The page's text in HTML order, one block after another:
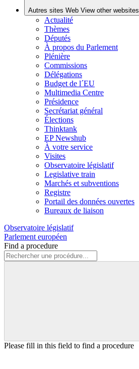
Autres sites Web View other websites
Actualité
Thèmes
Députés
À propos du Parlement
Plénière
Commissions
Délégations
Budget de l´EU
Multimedia Centre
Présidence
Secrétariat général
Élections
Thinktank
EP Newshub
À votre service
Visites
Observatoire législatif
Legislative train
Marchés et subventions
Registre
Portail des données ouvertes
Bureaux de liaison
Observatoire législatif
Parlement européen
Find a procedure
Please fill in this field to find a procedure